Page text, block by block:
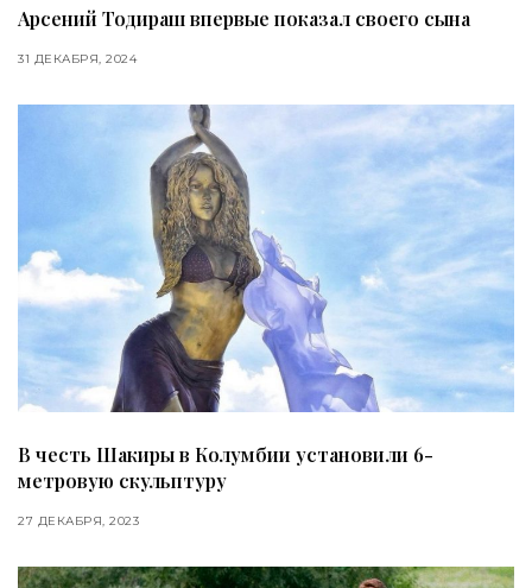
Арсений Тодираш впервые показал своего сына
31 ДЕКАБРЯ, 2024
В честь Шакиры в Колумбии установили 6-
метровую скульптуру
27 ДЕКАБРЯ, 2023